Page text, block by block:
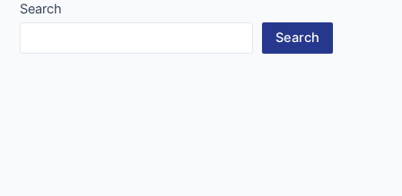
Search
Search